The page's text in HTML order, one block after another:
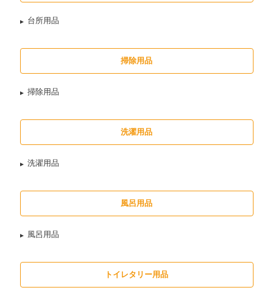
台所用品
掃除用品
掃除用品
洗濯用品
洗濯用品
風呂用品
風呂用品
トイレタリー用品